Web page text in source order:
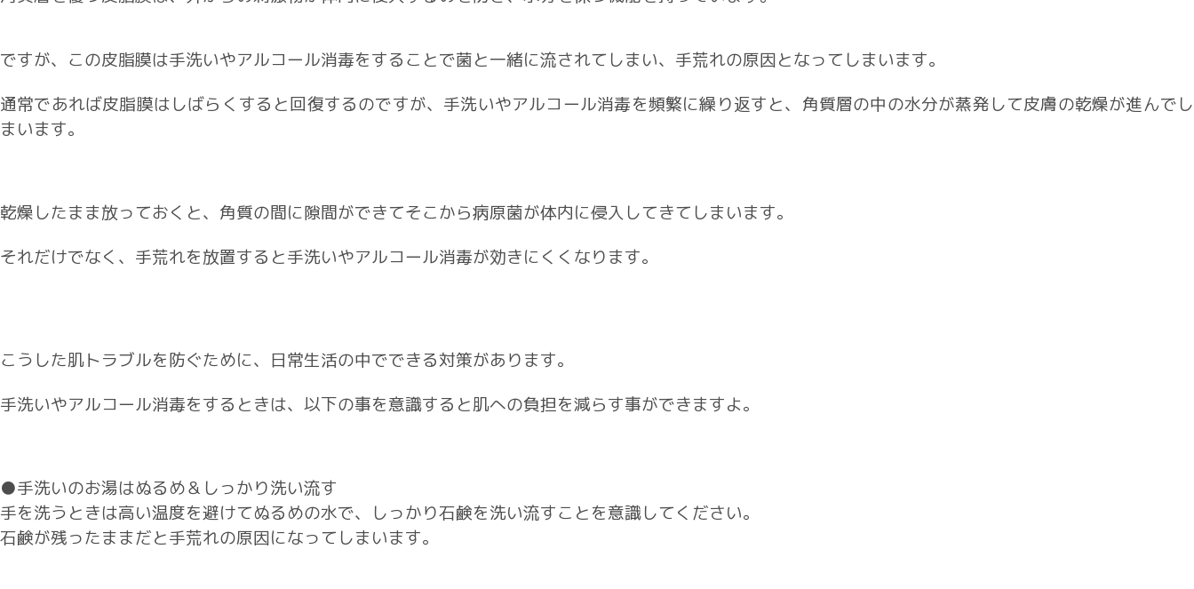
ですが、この皮脂膜は手洗いやアルコール消毒をすることで菌と一緒に流されてしまい、手荒れの原因となってしまいます。
通常であれば皮脂膜はしばらくすると回復するのですが、手洗いやアルコール消毒を頻繁に繰り返すと、角質層の中の水分が蒸発して皮膚の乾燥が進んでし
まいます。
乾燥したまま放っておくと、角質の間に隙間ができてそこから病原菌が体内に侵入してきてしまいます。
それだけでなく、手荒れを放置すると手洗いやアルコール消毒が効きにくくなります。
こうした肌トラブルを防ぐために、日常生活の中でできる対策があります。
手洗いやアルコール消毒をするときは、以下の事を意識すると肌への負担を減らす事ができますよ。
●手洗いのお湯はぬるめ＆しっかり洗い流す
手を洗うときは高い温度を避けてぬるめの水で、しっかり石鹸を洗い流すことを意識してください。
石鹸が残ったままだと手荒れの原因になってしまいます。